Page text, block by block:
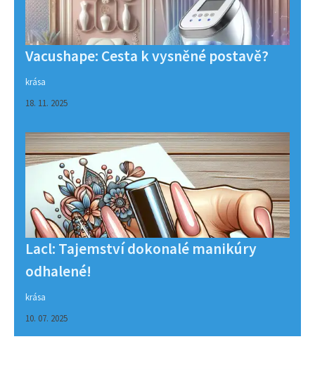
Vacushape: Cesta k vysněné postavě?
krása
18. 11. 2025
Lacl: Tajemství dokonalé manikúry
odhalené!
krása
10. 07. 2025